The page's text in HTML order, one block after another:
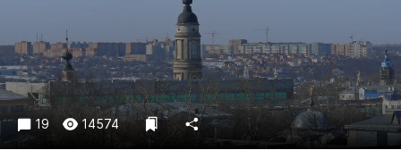
Погода
Праздники
Происшествия
Спорт
Экономика и бизнес
19 14574